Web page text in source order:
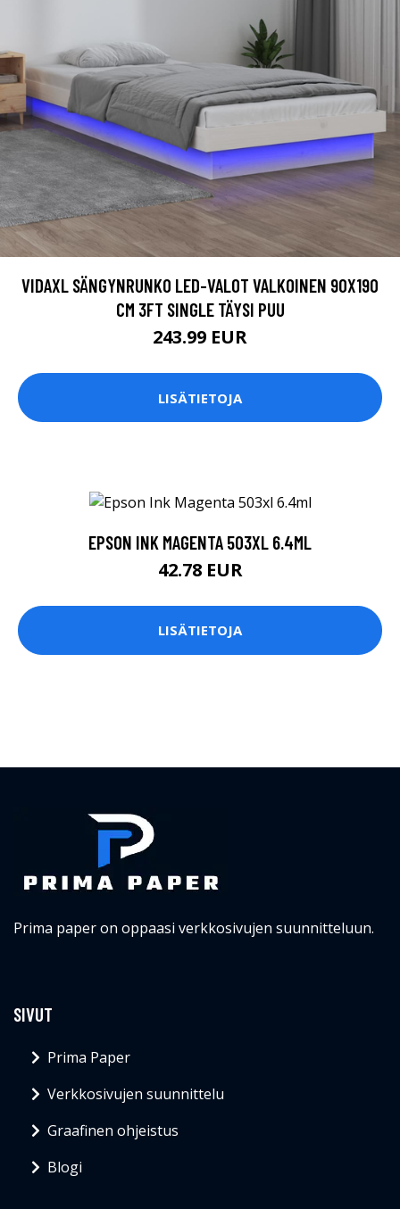
VIDAXL SÄNGYNRUNKO LED-VALOT VALKOINEN 90X190
CM 3FT SINGLE TÄYSI PUU
243.99 EUR
LISÄTIETOJA
EPSON INK MAGENTA 503XL 6.4ML
42.78 EUR
LISÄTIETOJA
Prima paper on oppaasi verkkosivujen suunnitteluun.
SIVUT
Prima Paper
Verkkosivujen suunnittelu
Graafinen ohjeistus
Blogi